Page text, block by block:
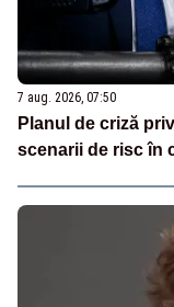
7 aug. 2026, 07:50
Planul de criză
scenarii de risc în